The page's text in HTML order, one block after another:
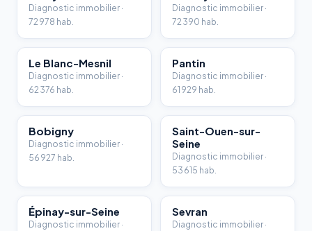
Diagnostic immobilier ·
72 978 hab.
Diagnostic immobilier ·
72 390 hab.
Le Blanc-Mesnil
Diagnostic immobilier ·
62 376 hab.
Pantin
Diagnostic immobilier ·
61 929 hab.
Bobigny
Diagnostic immobilier ·
56 927 hab.
Saint-Ouen-sur-
Seine
Diagnostic immobilier ·
53 615 hab.
Épinay-sur-Seine
Diagnostic immobilier ·
Sevran
Diagnostic immobilier ·